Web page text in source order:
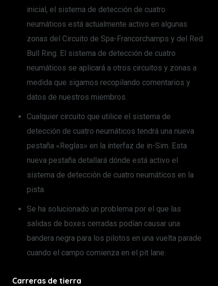
inicial, el sistema de detección de cuatro
neumáticos está actualmente activo en algunas
zonas del Circuito de Spa-Francorchamps y del Red
Bull Ring. El sistema de detección de cuatro
neumáticos se aplicará a otros circuitos y zonas a
medida que sigamos recopilando comentarios y
datos de nuestros miembros.
Cualquier circuito que utilice el sistema de
detección de cuatro neumáticos tendrá una nueva
pestaña «Reglas» en la interfaz de in-Sim. Esta
nueva pestaña detallará dónde está activo el
sistema de detección de cuatro neumáticos en la
pista.
Se ha solucionado un problema por el que las
salidas de boxes cerradas podían causar una
bandera negra para los pilotos en una vuelta parade
cuando el campo comienza en el pit lane.
Carreras de tierra